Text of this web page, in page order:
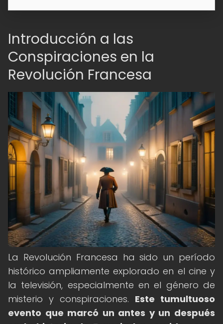
Introducción a las
Conspiraciones en la
Revolución Francesa
La Revolución Francesa ha sido un período
histórico ampliamente explorado en el cine y
la televisión, especialmente en el género de
misterio y conspiraciones. Este tumultuoso
evento que marcó un antes y un después